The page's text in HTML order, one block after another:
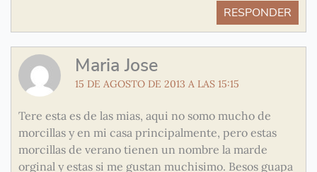
RESPONDER
Maria Jose
15 DE AGOSTO DE 2013 A LAS 15:15
Tere esta es de las mias, aqui no somo mucho de
morcillas y en mi casa principalmente, pero estas
morcillas de verano tienen un nombre la marde
orginal y estas si me gustan muchisimo. Besos guapa